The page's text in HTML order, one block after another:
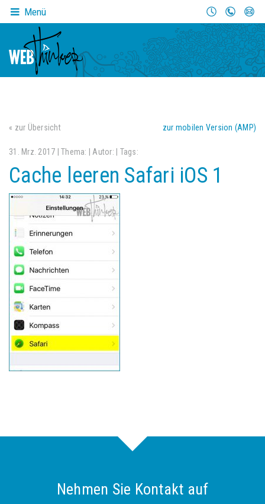
Menü
« zur Übersicht zur mobilen Version (AMP)
31. Mrz. 2017 | Thema: | Autor: | Tags:
Cache leeren Safari iOS 1
Nehmen Sie Kontakt auf